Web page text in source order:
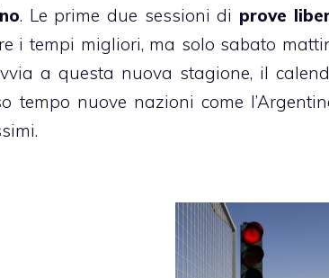
. Le prime due sessioni di prove
i tempi migliori, ma solo sabato
a questa nuova stagione, il
tempo nuove nazioni come l’